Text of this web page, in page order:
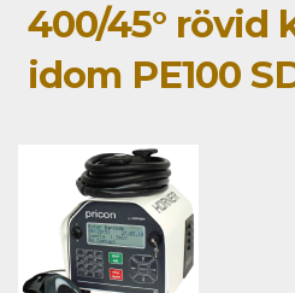
400/45° rövid
idom PE100